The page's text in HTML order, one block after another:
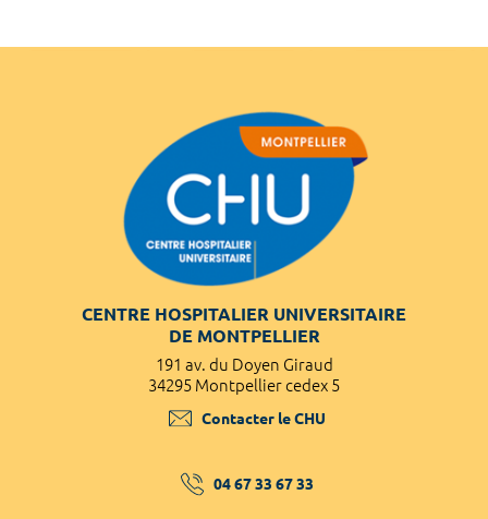
CENTRE HOSPITALIER UNIVERSITAIRE
DE MONTPELLIER
191 av. du Doyen Giraud
34295 Montpellier cedex 5
Contacter le CHU
04 67 33 67 33